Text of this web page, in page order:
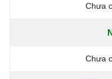
Chưa
Chưa